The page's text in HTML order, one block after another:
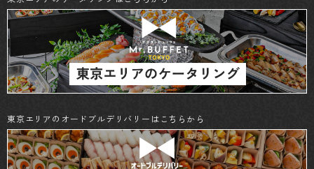
東京エリアのオードブルデリバリーはこちらから